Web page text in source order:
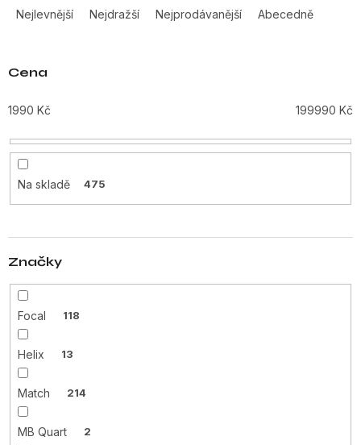
a
n
í
r
o
d
u
t
Nejlevnější Nejdražší Nejprodávanější Abecedně
Cena
1990 Kč 199990 Kč
Na skladě 475
Značky
Focal 118
Helix 13
Match 214
MB Quart 2